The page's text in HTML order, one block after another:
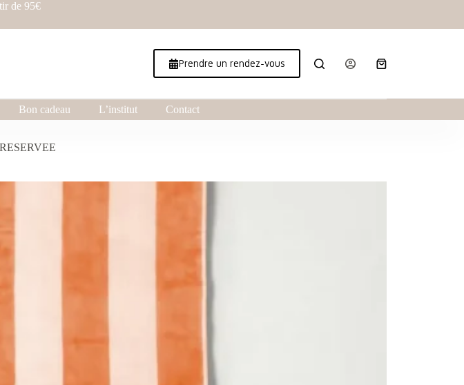
de 95€
Prendre un rendez-vous
Bon cadeau L’institut Contact